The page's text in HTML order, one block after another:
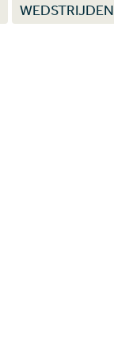
WEDSTRIJDEN